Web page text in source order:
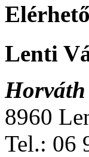
Lenti
Horváth
8960
Tel.: 06